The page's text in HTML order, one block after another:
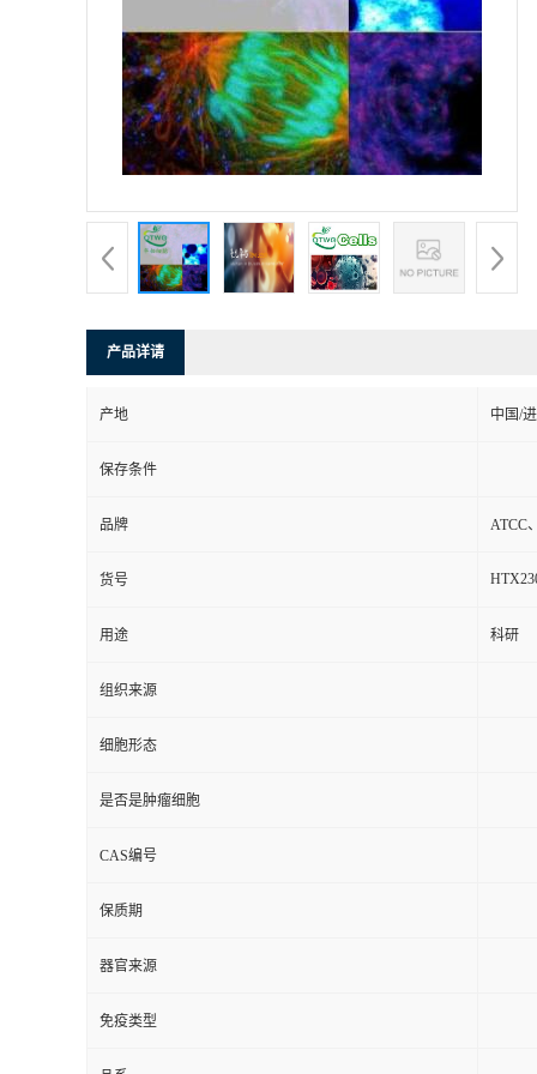
产品详请
产地 中国/
保存条件
品牌 ATCC
货号
用途 科研
组织来源
细胞形态
是否是肿瘤细胞
CAS编号
保质期
器官来源
免疫类型